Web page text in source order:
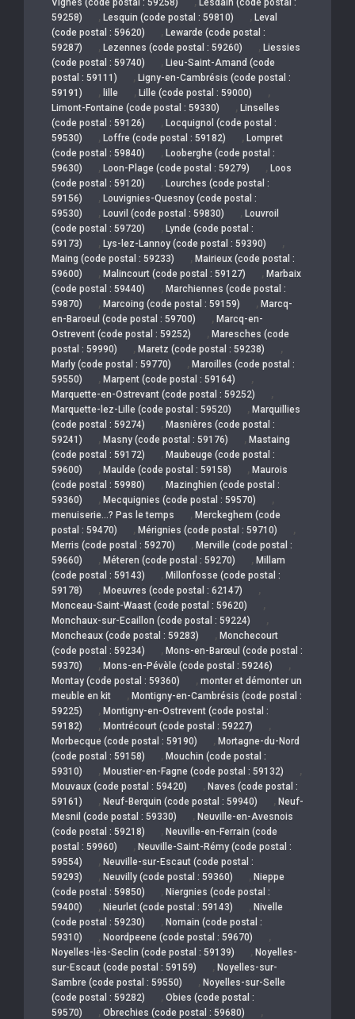
59258)
, Lesquin (code postal : 59810) , Leval
(code postal : 59620)
, Lewarde (code postal :
59287)
, Lezennes (code postal : 59260) , Liessies
(code postal : 59740)
, Lieu-Saint-Amand (code
postal : 59111)
, Ligny-en-Cambrésis (code postal :
59191)
, lille , Lille (code postal : 59000) ,
Limont-Fontaine (code postal : 59330) , Linselles
(code postal : 59126)
, Locquignol (code postal :
59530)
, Loffre (code postal : 59182) , Lompret
(code postal : 59840)
, Looberghe (code postal :
59630)
, Loon-Plage (code postal : 59279) , Loos
(code postal : 59120)
, Lourches (code postal :
59156)
, Louvignies-Quesnoy (code postal :
59530)
, Louvil (code postal : 59830) , Louvroil
(code postal : 59720)
, Lynde (code postal :
59173)
, Lys-lez-Lannoy (code postal : 59390) ,
Maing (code postal : 59233) , Mairieux (code postal :
59600)
, Malincourt (code postal : 59127) , Marbaix
(code postal : 59440)
, Marchiennes (code postal :
59870)
, Marcoing (code postal : 59159) , Marcq-
en-Baroeul (code postal : 59700)
, Marcq-en-
Ostrevent (code postal : 59252)
, Maresches (code
postal : 59990)
, Maretz (code postal : 59238) ,
Marly (code postal : 59770) , Maroilles (code postal :
59550)
, Marpent (code postal : 59164) ,
Marquette-en-Ostrevant (code postal : 59252) ,
Marquette-lez-Lille (code postal : 59520) , Marquillies
(code postal : 59274)
, Masnières (code postal :
59241)
, Masny (code postal : 59176) , Mastaing
(code postal : 59172)
, Maubeuge (code postal :
59600)
, Maulde (code postal : 59158) , Maurois
(code postal : 59980)
, Mazinghien (code postal :
59360)
, Mecquignies (code postal : 59570) ,
menuiserie…? Pas le temps , Merckeghem (code
postal : 59470)
, Mérignies (code postal : 59710) ,
Merris (code postal : 59270) , Merville (code postal :
59660)
, Méteren (code postal : 59270) , Millam
(code postal : 59143)
, Millonfosse (code postal :
59178)
, Moeuvres (code postal : 62147) ,
Monceau-Saint-Waast (code postal : 59620) ,
Monchaux-sur-Ecaillon (code postal : 59224) ,
Moncheaux (code postal : 59283) , Monchecourt
(code postal : 59234)
, Mons-en-Barœul (code postal :
59370)
, Mons-en-Pévèle (code postal : 59246) ,
Montay (code postal : 59360) , monter et démonter un
meuble en kit
, Montigny-en-Cambrésis (code postal :
59225)
, Montigny-en-Ostrevent (code postal :
59182)
, Montrécourt (code postal : 59227) ,
Morbecque (code postal : 59190) , Mortagne-du-Nord
(code postal : 59158)
, Mouchin (code postal :
59310)
, Moustier-en-Fagne (code postal : 59132) ,
Mouvaux (code postal : 59420) , Naves (code postal :
59161)
, Neuf-Berquin (code postal : 59940) , Neuf-
Mesnil (code postal : 59330)
, Neuville-en-Avesnois
(code postal : 59218)
, Neuville-en-Ferrain (code
postal : 59960)
, Neuville-Saint-Rémy (code postal :
59554)
, Neuville-sur-Escaut (code postal :
59293)
, Neuvilly (code postal : 59360) , Nieppe
(code postal : 59850)
, Niergnies (code postal :
59400)
, Nieurlet (code postal : 59143) , Nivelle
(code postal : 59230)
, Nomain (code postal :
59310)
, Noordpeene (code postal : 59670) ,
Noyelles-lès-Seclin (code postal : 59139) , Noyelles-
sur-Escaut (code postal : 59159)
, Noyelles-sur-
Sambre (code postal : 59550)
, Noyelles-sur-Selle
(code postal : 59282)
, Obies (code postal :
59570)
, Obrechies (code postal : 59680) ,